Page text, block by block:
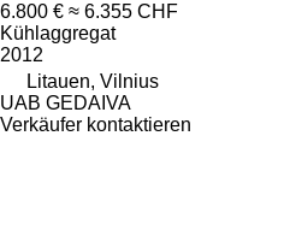
6.800 € ≈ 6.355 CHF
Kühlaggregat
2012
Litauen, Vilnius
UAB GEDAIVA
Verkäufer kontaktieren